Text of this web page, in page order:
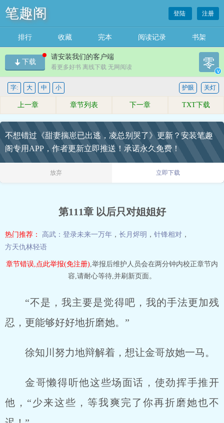
笔趣阁 登陆 注册
排行 收藏 完本 阅读记录 书架
下载
请安装我们的客户端
看更多好书 离线下载 无网阅读 零
v
字: 大 中 小 关灯
护眼
上一章 章节列表 下一章 TXT下载
不想错过《甜妻揣崽已出逃，凌总别哭了》更新？安装笔趣
阁专用APP，作者更新立即推送！承诺永久免费！
放弃 立即下载
第111章 以后只对姐姐好
热门推荐： 高武：登录未来一万年 ， 长月烬明 ， 针锋相对 ，
方天仇林轻语
章节错误,点此举报(免注册),举报后维护人员会在两分钟内校正章节内
容,请耐心等待,并刷新页面。
“不是，我主要是觉得吧，我的手法更加残
忍，更能够好好地折磨她。”
徐知川努力地辩解着，想让金哥放她一马。
金哥懒得听他这些场面话，使劲挥手推开
他，“少来这些，等我爽完了你再折磨她也不